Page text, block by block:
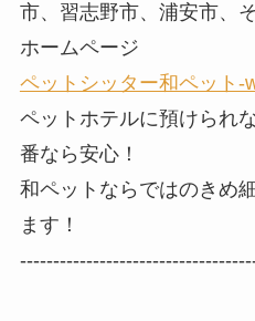
市、習志野市、浦安市、
ホームページ
ペットシッター和ペット-
ペットホテルに預けられ
番なら安心！
和ペットならではのきめ
ます！